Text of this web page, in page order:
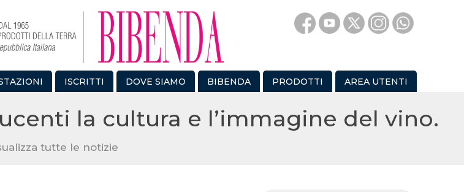
ISCRITTI DOVE SIAMO BIBENDA PRODOTTI AREA UTENTI
la cultura e l’immagine del vino.
tutte le notizie